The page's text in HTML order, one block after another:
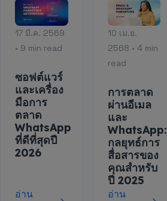
17 มี.ค. 2569
• 9 min read
ซอฟต์แวร์
และเครื่อง
มือการ
ตลาด
WhatsApp
ที่ดีที่สุดปี
2026
อ่าน
10 เม.ย.
2568 • 4 min
read
การตลาด
ผ่านอีเมล
และ
WhatsApp:
กลยุทธ์การ
สื่อสารของ
คุณสำหรับ
ปี 2025
อ่าน